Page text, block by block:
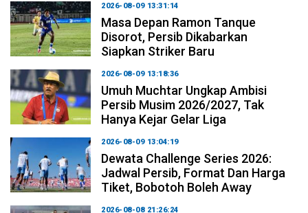
2026-08-09 13:31:14
Masa Depan Ramon Tanque
Disorot, Persib Dikabarkan
Siapkan Striker Baru
2026-08-09 13:18:36
Umuh Muchtar Ungkap Ambisi
Persib Musim 2026/2027, Tak
Hanya Kejar Gelar Liga
2026-08-09 13:04:19
Dewata Challenge Series 2026:
Jadwal Persib, Format Dan Harga
Tiket, Bobotoh Boleh Away
2026-08-08 21:26:24